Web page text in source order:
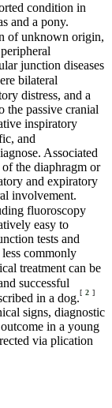
condition in
and a pony.
of unknown origin,
junction diseases
bilateral
distress, and a
the passive cranial
inspiratory
and
Associated
the diaphragm or
and expiratory
involvement.
fluoroscopy
easy to
tests and
commonly
treatment can be
successful
in a dog.[ 2 ]
signs, diagnostic
in a young
via plication